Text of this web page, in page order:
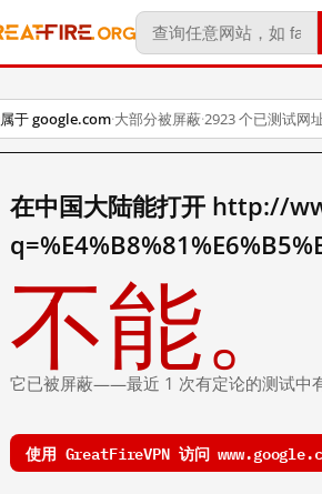
属于 google.com·大部分被屏蔽·2923 个已测试网
在中国大陆能打开 http://
不能。
它已被屏蔽——最近 1 次有定论的测试中
使用 GreatFireVPN 访问